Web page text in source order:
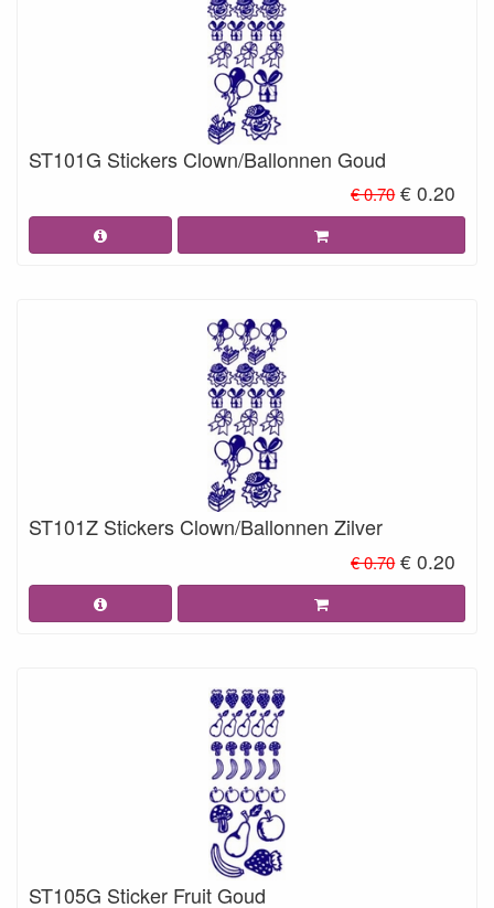
ST101G Stickers Clown/Ballonnen Goud
€ 0.70 € 0.20
ST101Z Stickers Clown/Ballonnen Zilver
€ 0.70 € 0.20
ST105G Sticker Fruit Goud